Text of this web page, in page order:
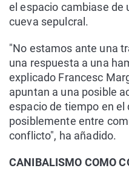
el espacio cambiase de
cueva sepulcral.
"No estamos ante una
una respuesta a una
explicado Francesc
apuntan a una posible
espacio de tiempo en el
posiblemente entre
conflicto", ha añadido.
CANIBALISMO COMO